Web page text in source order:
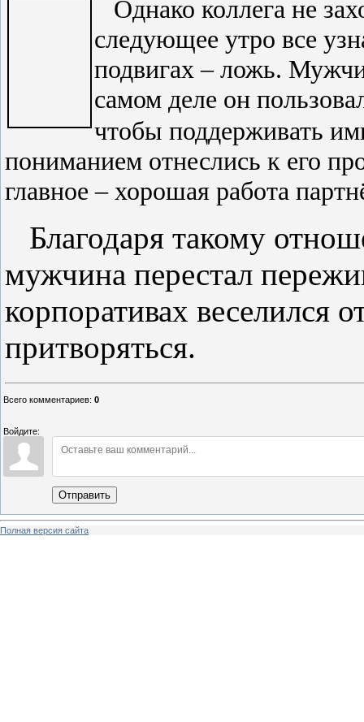
Однако коллега не
следующее утро все
подвигах – ложь.
самом деле он
чтобы поддерживать
пониманием отнеслись к его
главное – хорошая работа
Благодаря такому
мужчина перестал
корпоративах веселился
притворяться.
Всего комментариев: 0
Войдите:
Отправить
Полная версия сайта